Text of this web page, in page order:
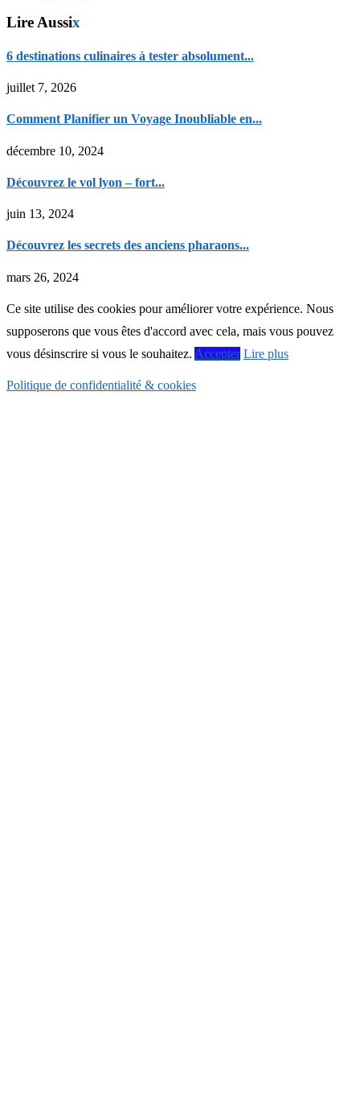
Lire Aussix
6 destinations culinaires à tester absolument...
juillet 7, 2026
Comment Planifier un Voyage Inoubliable en...
décembre 10, 2024
Découvrez le vol lyon – fort...
juin 13, 2024
Découvrez les secrets des anciens pharaons...
mars 26, 2024
Ce site utilise des cookies pour améliorer votre expérience. Nous
supposerons que vous êtes d'accord avec cela, mais vous pouvez
vous désinscrire si vous le souhaitez. Accepter Lire plus
Politique de confidentialité & cookies